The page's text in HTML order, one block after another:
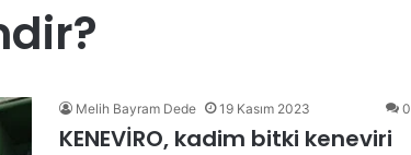
Melih Bayram Dede 19 Kasım 2023 0
KENEVİRO, kadim bitki keneviri